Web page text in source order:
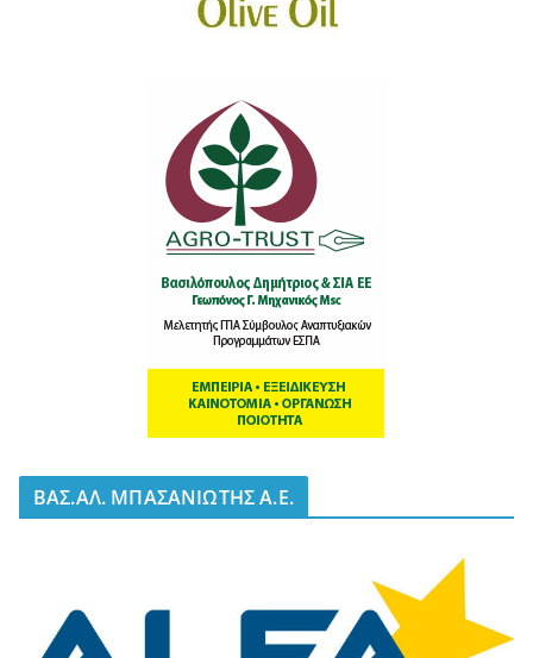
BΑΣ.ΑΛ. ΜΠΑΣΑΝΙΩΤΗΣ Α.Ε.